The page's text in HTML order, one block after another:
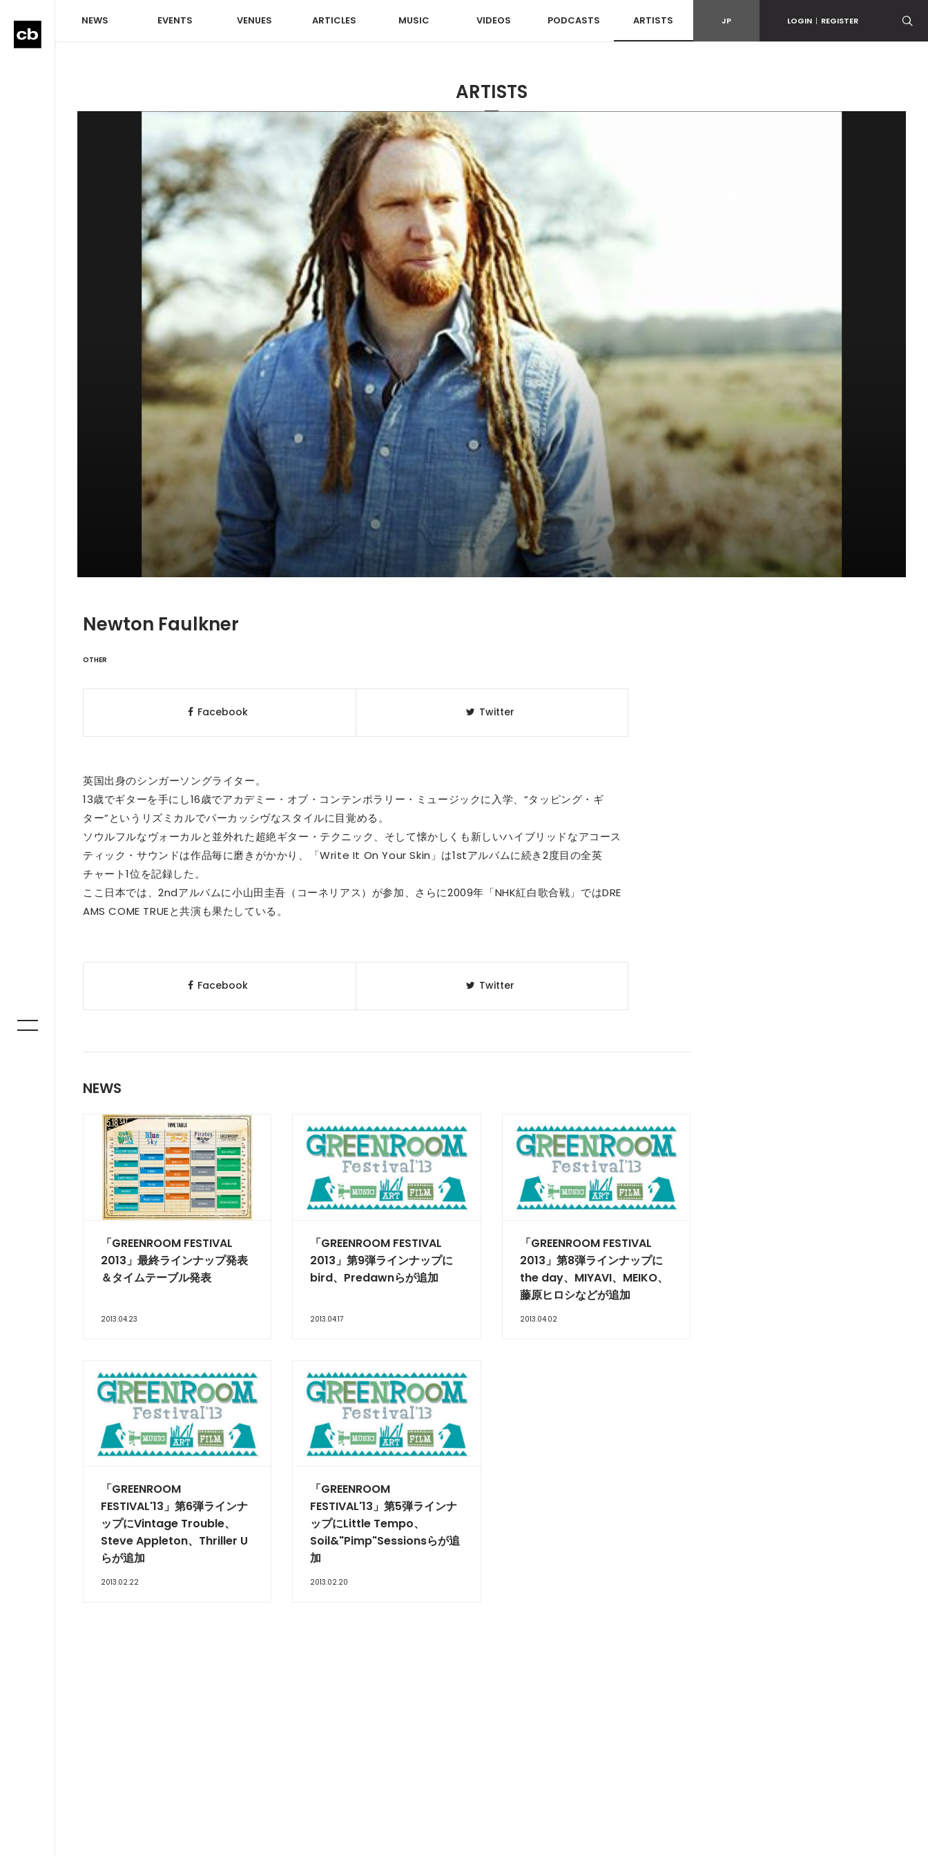
NEWS EVENTS VENUES ARTICLES MUSIC VIDEOS PODCASTS ARTISTS JP LOGIN | REGISTER
ARTISTS
Newton Faulkner
OTHER
Facebook Twitter
英国出身のシンガーソングライター。
13歳でギターを手にし16歳でアカデミー・オブ・コンテンポラリー・ミュージックに入学、“タッピング・ギ
ター”というリズミカルでパーカッシヴなスタイルに目覚める。
ソウルフルなヴォーカルと並外れた超絶ギター・テクニック、そして懐かしくも新しいハイブリッドなアコース
ティック・サウンドは作品毎に磨きがかかり、「Write It On Your Skin」は1stアルバムに続き2度目の全英
チャート1位を記録した。
ここ日本では、2ndアルバムに小山田圭吾（コーネリアス）が参加、さらに2009年「NHK紅白歌合戦」ではDRE
AMS COME TRUEと共演も果たしている。
Facebook Twitter
NEWS
「GREENROOM FESTIVAL
2013」最終ラインナップ発表
＆タイムテーブル発表
2013.04.23
「GREENROOM FESTIVAL
2013」第9弾ラインナップに
bird、Predawnらが追加
2013.04.17
「GREENROOM FESTIVAL
2013」第8弾ラインナップに
the day、MIYAVI、MEIKO、
藤原ヒロシなどが追加
2013.04.02
「GREENROOM
FESTIVAL'13」第6弾ラインナ
ップにVintage Trouble、
Steve Appleton、Thriller U
らが追加
2013.02.22
「GREENROOM
FESTIVAL'13」第5弾ラインナ
ップにLittle Tempo、
Soil&"Pimp"Sessionsらが追
加
2013.02.20